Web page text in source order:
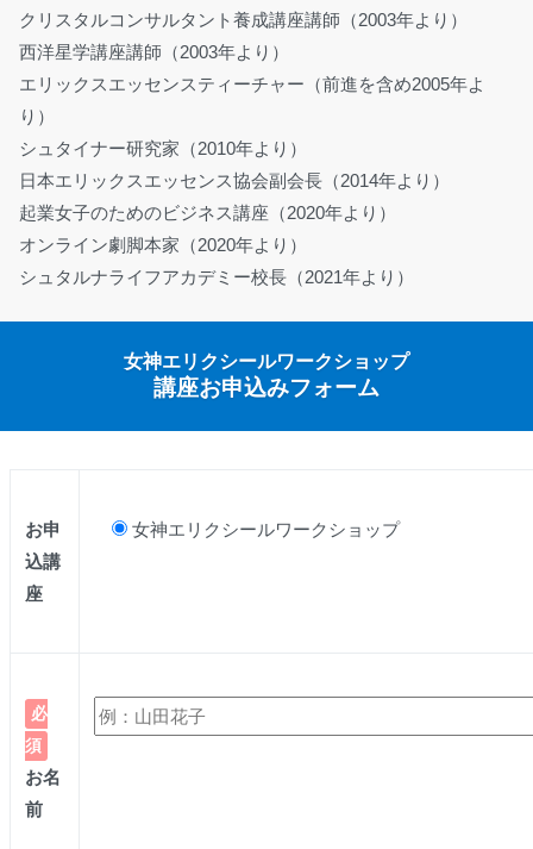
クリスタルコンサルタント養成講座講師（2003年より）
西洋星学講座講師（2003年より）
エリックスエッセンスティーチャー（前進を含め2005年よ
り）
シュタイナー研究家（2010年より）
日本エリックスエッセンス協会副会長（2014年より）
起業女子のためのビジネス講座（2020年より）
オンライン劇脚本家（2020年より）
シュタルナライフアカデミー校長（2021年より）
女神エリクシールワークショップ
講座お申込みフォーム
お申
込講
座
女神エリクシールワークショップ
必
須
お名
前